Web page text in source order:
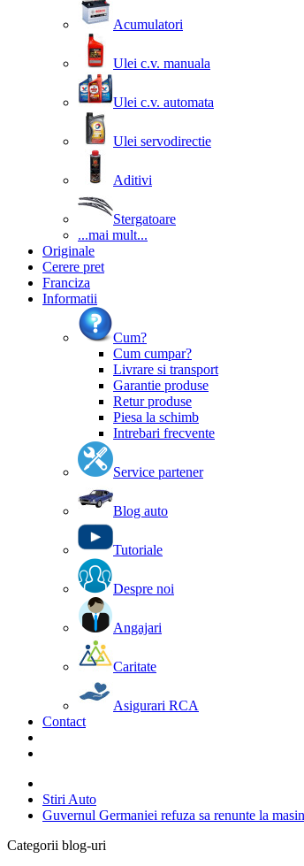
Acumulatori
Ulei c.v. manuala
Ulei c.v. automata
Ulei servodirectie
Aditivi
Stergatoare
...mai mult...
Originale
Cerere pret
Franciza
Informatii
Cum?
Cum cumpar?
Livrare si transport
Garantie produse
Retur produse
Piesa la schimb
Intrebari frecvente
Service partener
Blog auto
Tutoriale
Despre noi
Angajari
Caritate
Asigurari RCA
Contact
Stiri Auto
Guvernul Germaniei refuza sa renunte la
Categorii blog-uri